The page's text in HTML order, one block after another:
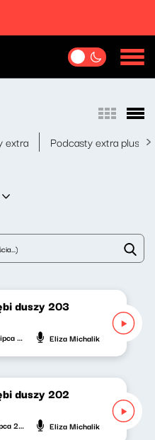
extra Podcasty extra plus
duszy 203
14 lipca 2024 Eliza Michalik
duszy 202
7 lipca 2024 Eliza Michalik